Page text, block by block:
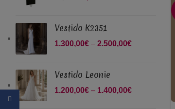
Vestido K2351
1.300,00€ – 2.500,00€
Vestido Leonie
1.200,00€ – 1.400,00€
Facebook